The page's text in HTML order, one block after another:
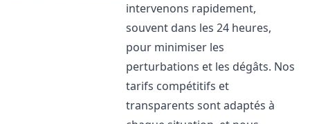
intervenons rapidement,
souvent dans les 24 heures,
pour minimiser les
perturbations et les dégâts. Nos
tarifs compétitifs et
transparents sont adaptés à